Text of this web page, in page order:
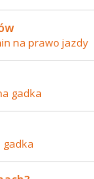
na prawo jazdy
gadka
gadka